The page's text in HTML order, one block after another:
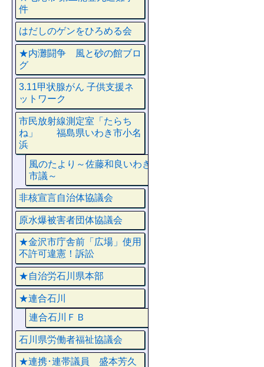
件
はだしのゲンをひろめる会
★内灘闘争 風と砂の館ブロ
グ
3.11甲状腺がん 子供支援ネ
ットワーク
市民放射線測定室「たらち
ね」 福島県いわき市小名
浜
風のたより～佐藤和良いわき
市議～
非核宣言自治体協議会
原水爆被害者団体協議会
★金沢市庁舎前「広場」使用
不許可違憲！訴訟
★自治労石川県本部
★連合石川
連合石川ＦＢ
石川県労働者福祉協議会
★連携･連帯議員 盛本芳久